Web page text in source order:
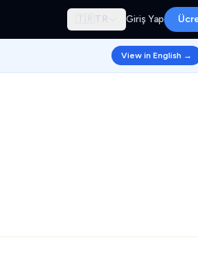
🇹🇷 TR Giriş Yap
View in English →